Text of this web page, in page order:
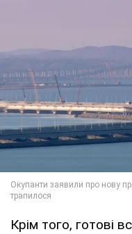
Крім того, готові